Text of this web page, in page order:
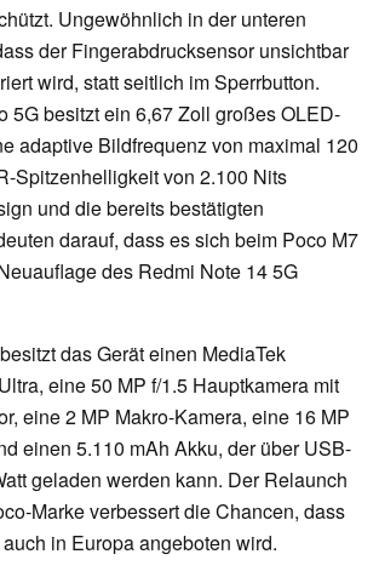
Ungewöhnlich in der unteren
der Fingerabdrucksensor unsichtbar
wird, statt seitlich im Sperrbutton.
5G besitzt ein 6,67 Zoll großes OLED-
adaptive Bildfrequenz von maximal 120
Spitzenhelligkeit von 2.100 Nits
und die bereits bestätigten
darauf, dass es sich beim Poco M7
des Redmi Note 14 5G
das Gerät einen MediaTek
eine 50 MP f/1.5 Hauptkamera mit
eine 2 MP Makro-Kamera, eine 16 MP
einen 5.110 mAh Akku, der über USB-
geladen werden kann. Der Relaunch
Marke verbessert die Chancen, dass
in Europa angeboten wird.